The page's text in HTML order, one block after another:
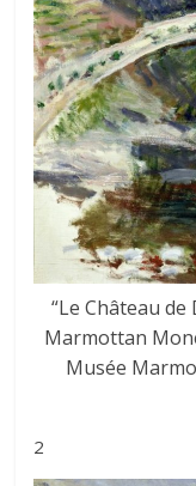
“Le Château de
Marmottan
Musée
2